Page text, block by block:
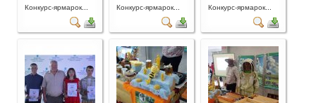
Конкурс-ярмарок... Конкурс-ярмарок... Конкурс-ярмарок...